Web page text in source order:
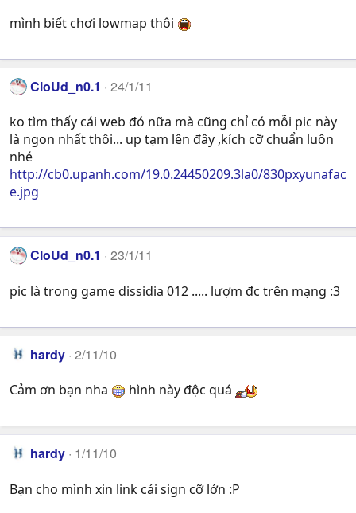
mình biết chơi lowmap thôi
CloUd_n0.1 24/1/11
ko tìm thấy cái web đó nữa mà cũng chỉ có mỗi pic này
là ngon nhất thôi... up tạm lên đây ,kích cỡ chuẩn luôn
nhé
http://cb0.upanh.com/19.0.24450209.3la0/830pxyunafac
e.jpg
CloUd_n0.1 23/1/11
pic là trong game dissidia 012 ..... lượm đc trên mạng :3
hardy 2/11/10
Cảm ơn bạn nha hình này độc quá
hardy 1/11/10
Bạn cho mình xin link cái sign cỡ lớn :P